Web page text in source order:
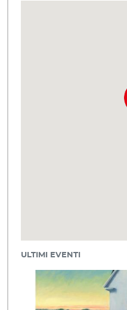
ULTIMI EVENTI